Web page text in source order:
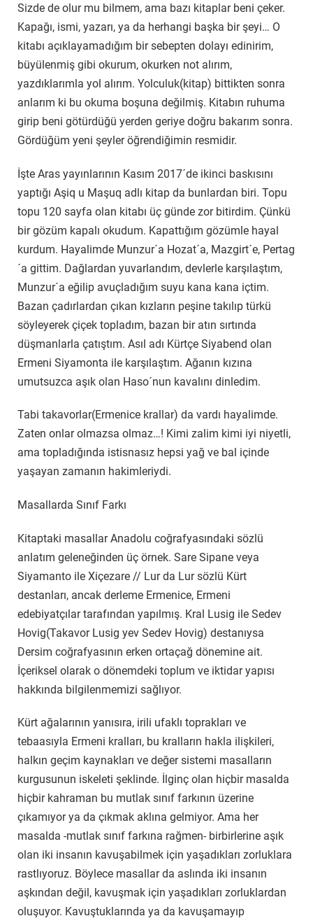
Sizde de olur mu bilmem, ama bazı kitaplar beni çeker.
Kapağı, ismi, yazarı, ya da herhangi başka bir şeyi… O
kitabı açıklayamadığım bir sebepten dolayı edinirim,
büyülenmiş gibi okurum, okurken not alırım,
yazdıklarımla yol alırım. Yolculuk(kitap) bittikten sonra
anlarım ki bu okuma boşuna değilmiş. Kitabın ruhuma
girip beni götürdüğü yerden geriye doğru bakarım sonra.
Gördüğüm yeni şeyler öğrendiğimin resmidir.
İşte Aras yayınlarının Kasım 2017´de ikinci baskısını
yaptığı Aşiq u Maşuq adlı kitap da bunlardan biri. Topu
topu 120 sayfa olan kitabı üç günde zor bitirdim. Çünkü
bir gözüm kapalı okudum. Kapattığım gözümle hayal
kurdum. Hayalimde Munzur´a Hozat´a, Mazgirt´e, Pertag
´a gittim. Dağlardan yuvarlandım, devlerle karşılaştım,
Munzur´a eğilip avuçladığım suyu kana kana içtim.
Bazan çadırlardan çıkan kızların peşine takılıp türkü
söyleyerek çiçek topladım, bazan bir atın sırtında
düşmanlarla çatıştım. Asıl adı Kürtçe Siyabend olan
Ermeni Siyamonta ile karşılaştım. Ağanın kızına
umutsuzca aşık olan Haso´nun kavalını dinledim.
Tabi takavorlar(Ermenice krallar) da vardı hayalimde.
Zaten onlar olmazsa olmaz…! Kimi zalim kimi iyi niyetli,
ama topladığında istisnasız hepsi yağ ve bal içinde
yaşayan zamanın hakimleriydi.
Masallarda Sınıf Farkı
Kitaptaki masallar Anadolu coğrafyasındaki sözlü
anlatım geleneğinden üç örnek. Sare Sipane veya
Siyamanto ile Xiçezare // Lur da Lur sözlü Kürt
destanları, ancak derleme Ermenice, Ermeni
edebiyatçılar tarafından yapılmış. Kral Lusig ile Sedev
Hovig(Takavor Lusig yev Sedev Hovig) destanıysa
Dersim coğrafyasının erken ortaçağ dönemine ait.
İçeriksel olarak o dönemdeki toplum ve iktidar yapısı
hakkında bilgilenmemizi sağlıyor.
Kürt ağalarının yanısıra, irili ufaklı toprakları ve
tebaasıyla Ermeni kralları, bu kralların hakla ilişkileri,
halkın geçim kaynakları ve değer sistemi masalların
kurgusunun iskeleti şeklinde. İlginç olan hiçbir masalda
hiçbir kahraman bu mutlak sınıf farkının üzerine
çıkamıyor ya da çıkmak aklına gelmiyor. Ama her
masalda -mutlak sınıf farkına rağmen- birbirlerine aşık
olan iki insanın kavuşabilmek için yaşadıkları zorluklara
rastlıyoruz. Böylece masallar da aslında iki insanın
aşkından değil, kavuşmak için yaşadıkları zorluklardan
oluşuyor. Kavuştuklarında ya da kavuşamayıp